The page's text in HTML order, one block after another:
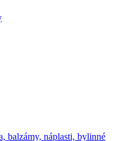
balzámy, náplasti, bylinné